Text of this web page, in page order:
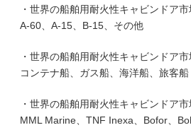
・世界の船舶用耐火性キャビンドア
A-60、A-15、B-15、その他
・世界の船舶用耐火性キャビンドア市
コンテナ船、ガス船、海洋船、旅客
・世界の船舶用耐火性キャビンドア
MML Marine、TNF Inexa、Bofor、